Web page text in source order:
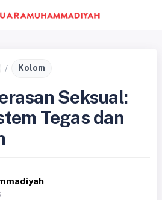
Kolom
Seksual:
Tegas dan